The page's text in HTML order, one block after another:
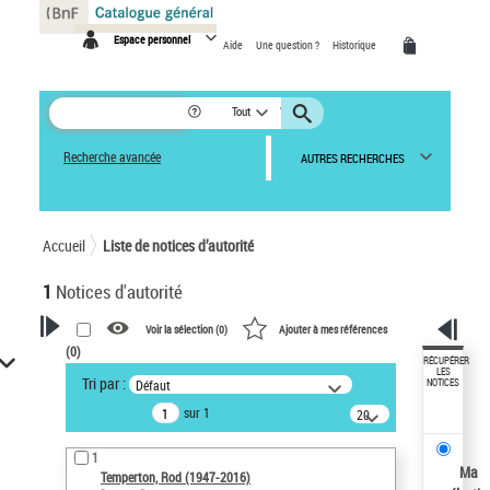
Espace personnel Aide Une question ? Historique
Tout
Recherche avancée AUTRES RECHERCHES
Accueil Liste de notices d’autorité
1 Notices d'autorité
VOTRE RECHERCHE
Recherche avancée dans les
notices d’autorité
Œuvres liées à l'auteur :
Temperton, Rod (1947-2016)
Voir la sélection (0) Ajouter à mes références
(0)
Tri par : Défaut
sur 1
20
résultats/page
1
Temperton, Rod (1947-2016)
RÉCUPÉRER
LES
NOTICES
Ma
Panneau de gestion des cookies